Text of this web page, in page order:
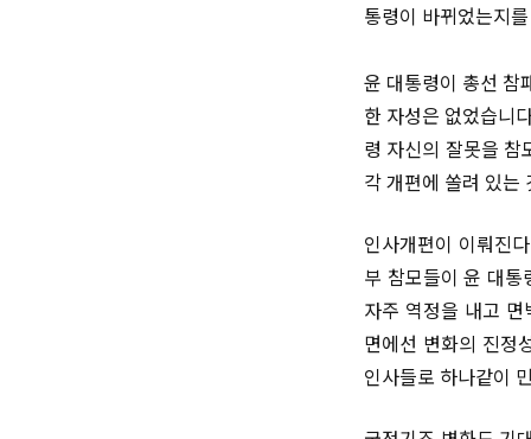
통령이 바뀌었는지
윤 대통령이 총선 참
한 자성은 없었습니
령 자신의 잘못을 참
각 개편에 쏠려 있는
인사개편이 이뤄진
부 참모들이 윤 대
자주 역정을 내고
면에선 변화의 진정
인사들로 하나같이